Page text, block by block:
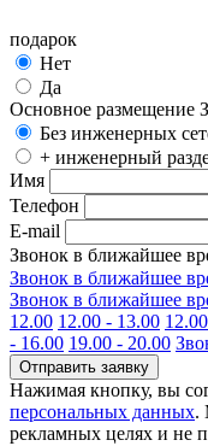
подарок
Нет
Да
Основное размещение
Без инженерных
+ инженерный
Имя
Телефон
E-mail
Звонок в ближайшее
Звонок в ближайшее
Звонок в ближайшее
12.00 12.00 - 13.00
- 16.00 19.00 - 20.00
Отправить заявку
Нажимая кнопку, вы
персональных данных.
рекламных целях и не